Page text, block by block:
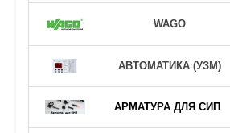
WAGO
АВТОМАТИКА (УЗМ)
АРМАТУРА ДЛЯ СИП